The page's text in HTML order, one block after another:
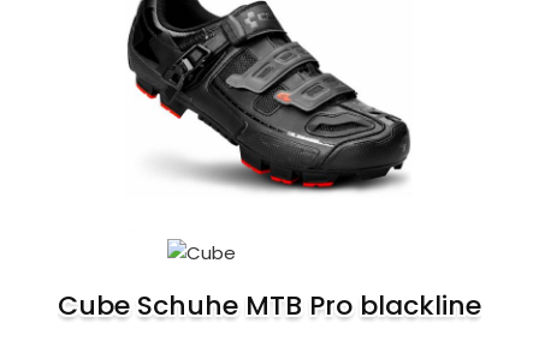
Cube Schuhe MTB Pro blackline